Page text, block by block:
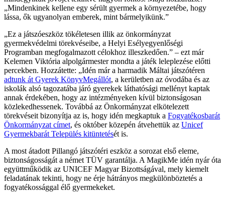
„Mindenkinek kellene egy sérült gyermek a környezetébe, hogy
lássa, ők ugyanolyan emberek, mint bármelyikünk.”
„Ez a játszóeszköz tökéletesen illik az önkormányzat
gyermekvédelmi törekvéseibe, a Helyi Esélyegyenlőségi
Programban megfogalmazott célokhoz illeszkedően.” – ezt már
Kelemen Viktória alpolgármester mondta a játék leleplezése előtti
percekben. Hozzátette: „Idén már a harmadik Máltai játszótéren
adtunk át Gyerek KönyvMegállót, a kerületben az óvodába és az
iskolák alsó tagozatába járó gyerekek láthatósági mellényt kaptak
annak érdekében, hogy az intézményeken kívül biztonságosan
közlekedhessenek. Továbbá az Önkormányzat elkötelezett
törekvéseit bizonyítja az is, hogy idén megkaptuk a Fogyatékosbarát
Önkormányzat címet, és október közepén átvehettük az Unicef
Gyermekbarát Település kitüntetését is.
A most átadott Pillangó játszótéri eszköz a sorozat első eleme,
biztonságosságát a német TÜV garantálja. A MagikMe idén nyár óta
együttműködik az UNICEF Magyar Bizottságával, mely kiemelt
feladatának tekinti, hogy ne érje hátrányos megkülönböztetés a
fogyatékossággal élő gyermekeket.